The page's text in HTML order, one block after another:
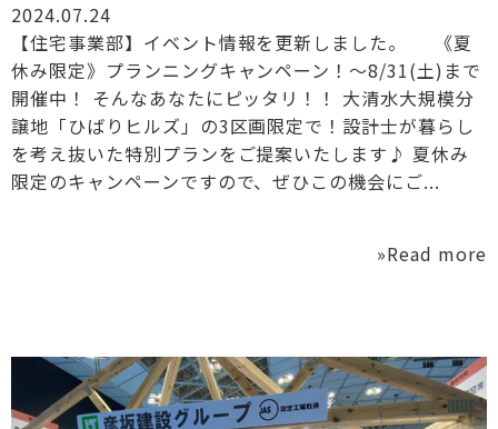
2024.07.24
【住宅事業部】イベント情報を更新しました。 《夏
休み限定》プランニングキャンペーン！～8/31(土)まで
開催中！ そんなあなたにピッタリ！！ 大清水大規模分
譲地「ひばりヒルズ」の3区画限定で！設計士が暮らし
を考え抜いた特別プランをご提案いたします♪ 夏休み
限定のキャンペーンですので、ぜひこの機会にご...
»Read more